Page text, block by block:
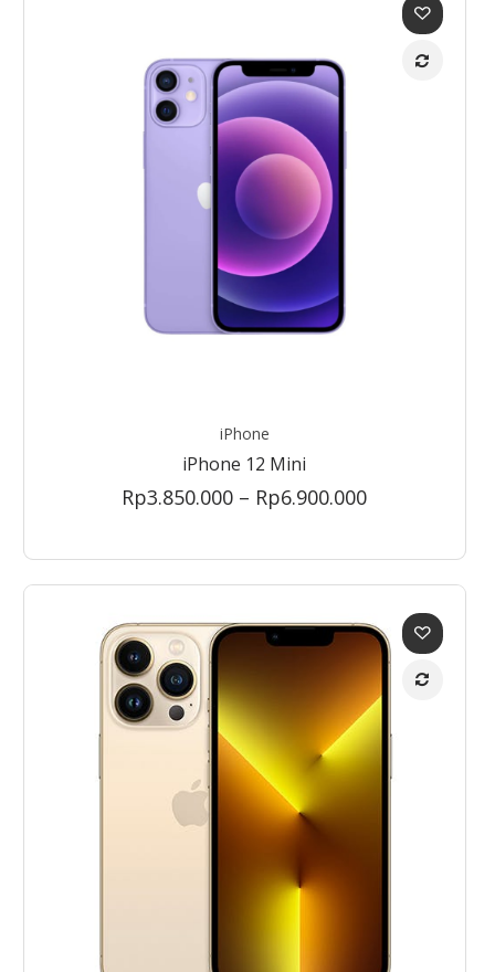
iPhone
iPhone 12 Mini
Rp3.850.000 – Rp6.900.000Price
Rp3.850.000